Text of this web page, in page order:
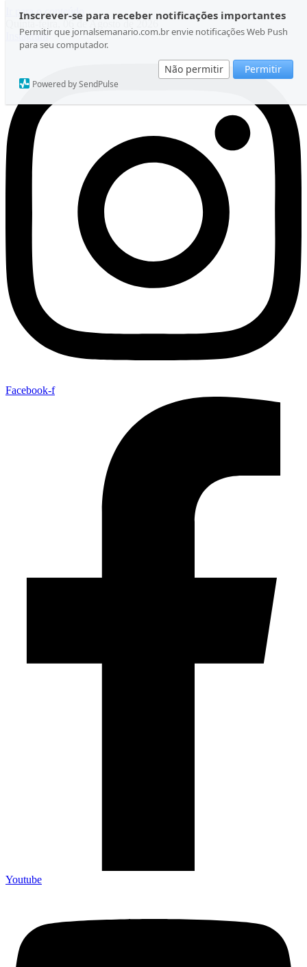
Inscrever-se para receber notificações importantes
Permitir que jornalsemanario.com.br envie notificações Web Push
para seu computador.
Não permitir Permitir
Powered by SendPulse
Ir para o conteúdo
Quinta-feira, 06 de Agosto de 2026
Instagram
Facebook-f
Youtube